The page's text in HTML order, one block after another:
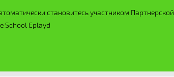
становитесь участником Партнерской
School Eplayd